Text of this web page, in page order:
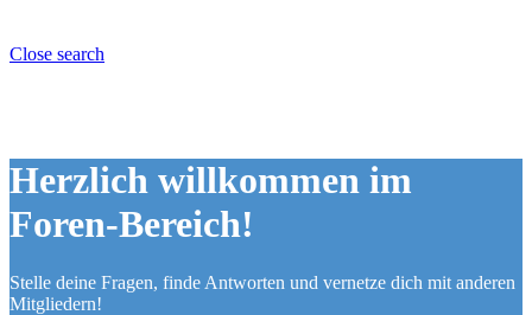
Close search
Herzlich willkommen im
Foren-Bereich!
Stelle deine Fragen, finde Antworten und vernetze dich mit anderen
Mitgliedern!